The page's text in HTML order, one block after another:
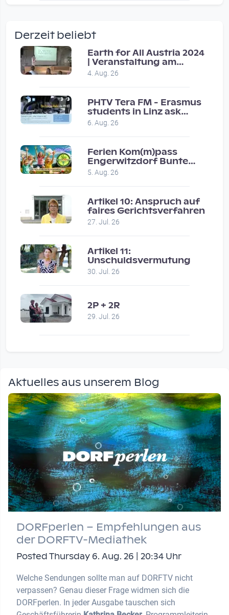
Vor 2 weeks 4 days
Coole Sendung, tolle…
Vor 1 month 2 weeks
Eure Show war super :-)…
Vor 1 month 2 weeks
Derzeit beliebt
Earth for All Austria 2024
| Veranstaltung am
8.7.2024
4. Aug. 26
PHTV Tera FM - Erasmus
students in Linz ask
people on road for
recommendations
6. Aug. 26
Ferien Kom(m)pass
Engerwitzdorf Bunte
Hundestunde
5. Aug. 26
Artikel 10: Anspruch auf
faires Gerichtsverfahren
27. Jul. 26
Artikel 11:
Unschuldsvermutung
30. Jul. 26
2P + 2R
29. Jul. 26
Aktuelles aus unserem Blog
DORFperlen – Empfehlungen aus
der DORFTV-Mediathek
Posted Thursday 6. Aug. 26 | 20:34 Uhr
Welche Sendungen sollte man auf DORFTV nicht
verpassen? Genau dieser Frage widmen sich die
DORFperlen. In jeder Ausgabe tauschen sich